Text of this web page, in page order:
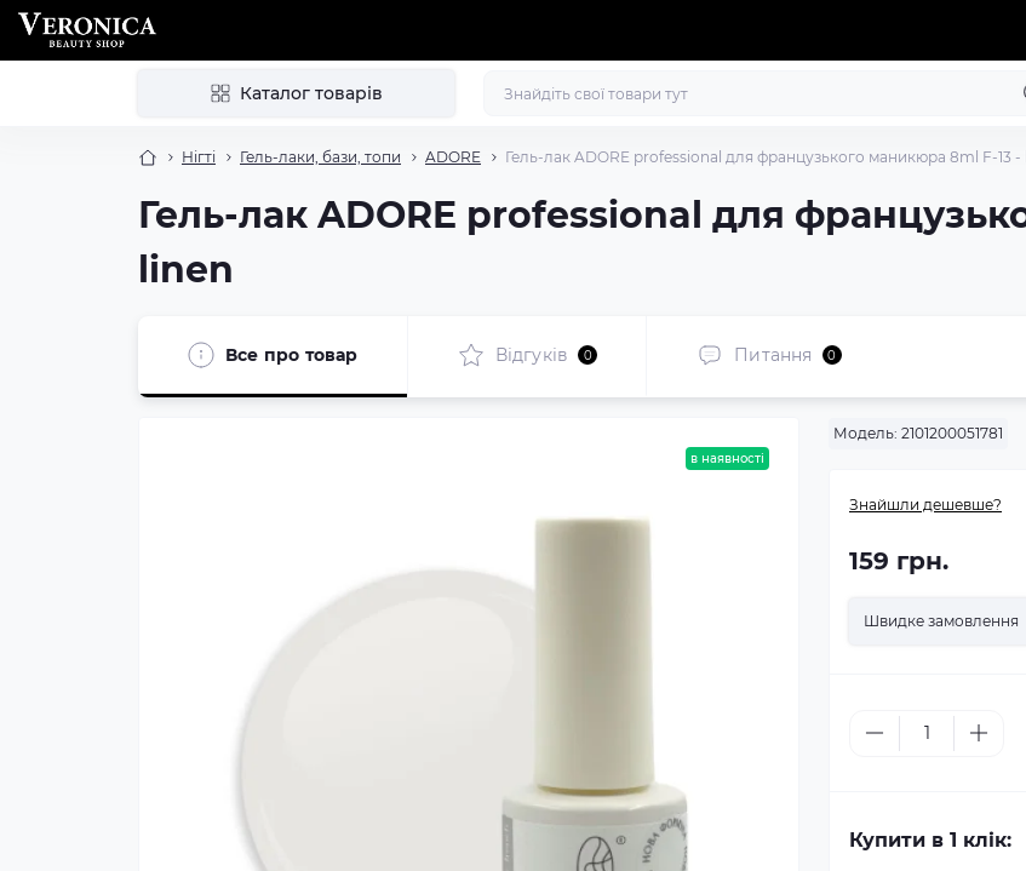
Каталог товарів
Нігті Гель-лаки, бази, топи ADORE Гель-лак ADORE professional для французького маникюра 8ml F-13 -
Гель-лак ADORE professional для
linen
Все про товар Відгуків 0 Питання 0
в наявності
Модель: 2101200051781
Знайшли дешевше?
159 грн.
Швидке замовлення
Купити в 1 клік: